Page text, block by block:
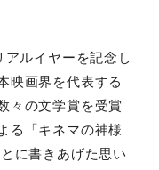
ルイヤーを記念し
映画界を代表する
々の文学賞を受賞
る「キネマの神様
に書きあげた思い